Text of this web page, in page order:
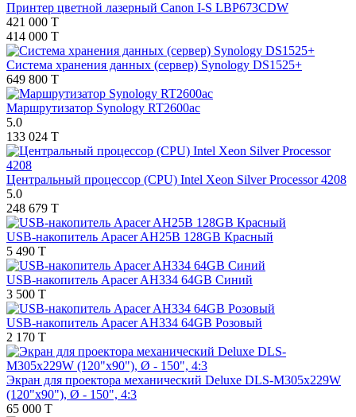
Принтер цветной лазерный Canon I-S LBP673CDW
421 000 T
414 000 T
Система хранения данных (сервер) Synology DS1525+
649 800 T
Маршрутизатор Synology RT2600ac
5.0
133 024 T
Центральный процессор (CPU) Intel Xeon Silver Processor 4208
5.0
248 679 T
USB-накопитель Apacer AH25B 128GB Красный
5 490 T
USB-накопитель Apacer AH334 64GB Синий
3 500 T
USB-накопитель Apacer AH334 64GB Розовый
2 170 T
Экран для проектора механический Deluxe DLS-M305х229W
(120"х90"), Ø - 150", 4:3
65 000 T